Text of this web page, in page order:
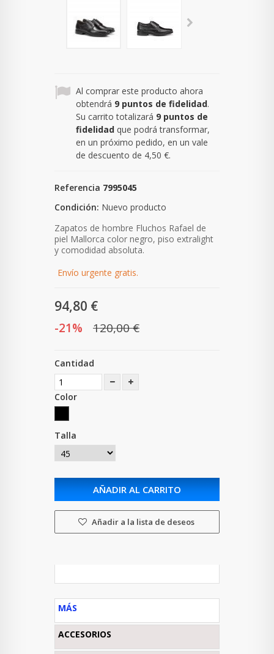
Al comprar este producto ahora
obtendrá 9 puntos de fidelidad.
Su carrito totalizará 9 puntos de
fidelidad que podrá transformar,
en un próximo pedido, en un vale
de descuento de 4,50 €.
Referencia 7995045
Condición: Nuevo producto
Zapatos de hombre Fluchos Rafael de
piel Mallorca color negro, piso extralight
y comodidad absoluta.
Envío urgente gratis.
94,80 €
-21% 120,00 €
Cantidad
Color
Talla
AÑADIR AL CARRITO
Añadir a la lista de deseos
MÁS
ACCESORIOS